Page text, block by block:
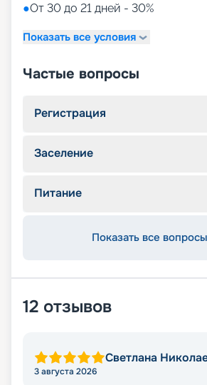
●От 30 до 21 дней - 30%
Показать все условия
Частые вопросы
Регистрация
Заселение
Питание
Показать все
12 отзывов
Светлана
3 августа 2026